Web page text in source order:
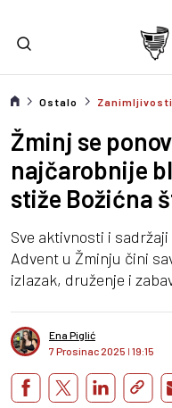
Ostalo Zanimljivosti
Žminj se
najčarobnije
stiže Božićna
Sve aktivnosti i
Advent u Žminju čini
izlazak, druženje i
Ena Piglić
7 Prosinac 2025 I 19:15